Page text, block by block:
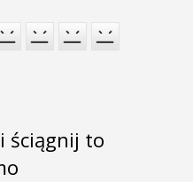
ściągnij to